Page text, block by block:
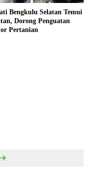
Bengkulu Selatan Temui
Dorong Penguatan
Pertanian